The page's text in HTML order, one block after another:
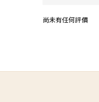
尚未有任何評價